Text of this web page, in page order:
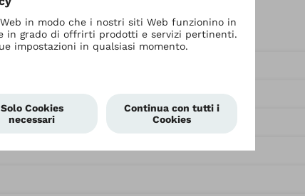
testa piatta?
della testa piatta”)?